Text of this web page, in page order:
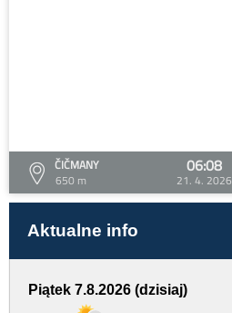
ČIČMANY
650 m
06:08
21. 4. 2026
Aktualne info
Piątek 7.8.2026 (dzisiaj)